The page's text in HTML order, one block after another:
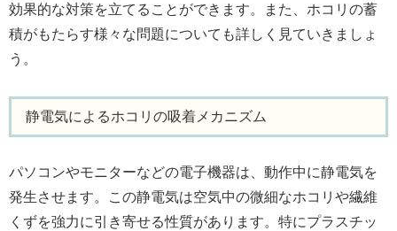
効果的な対策を立てることができます。また、ホコリの蓄
積がもたらす様々な問題についても詳しく見ていきましょ
う。
静電気によるホコリの吸着メカニズム
パソコンやモニターなどの電子機器は、動作中に静電気を
発生させます。この静電気は空気中の微細なホコリや繊維
くずを強力に引き寄せる性質があります。特にプラスチッ